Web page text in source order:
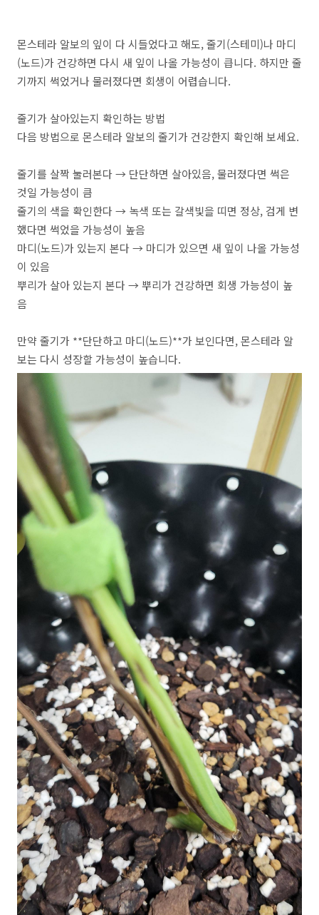
몬스테라 알보의 잎이 다 시들었다고 해도, 줄기(스테미)나 마디
(노드)가 건강하면 다시 새 잎이 나올 가능성이 큽니다. 하지만 줄
기까지 썩었거나 물러졌다면 회생이 어렵습니다.
줄기가 살아있는지 확인하는 방법
다음 방법으로 몬스테라 알보의 줄기가 건강한지 확인해 보세요.
줄기를 살짝 눌러본다 → 단단하면 살아있음, 물러졌다면 썩은
것일 가능성이 큼
줄기의 색을 확인한다 → 녹색 또는 갈색빛을 띠면 정상, 검게 변
했다면 썩었을 가능성이 높음
마디(노드)가 있는지 본다 → 마디가 있으면 새 잎이 나올 가능성
이 있음
뿌리가 살아 있는지 본다 → 뿌리가 건강하면 회생 가능성이 높
음
만약 줄기가 **단단하고 마디(노드)**가 보인다면, 몬스테라 알
보는 다시 성장할 가능성이 높습니다.